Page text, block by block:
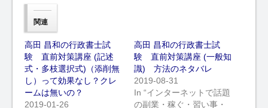
関連
高田 昌和の行政書士試
験 直前対策講座 (記述
式・多枝選択式)（添削無
し）って効果なし？クレ
ームは無いの？
2019-01-26
高田 昌和の行政書士試
験 直前対策講座 (一般知
識) 方法のネタバレ
2019-08-31
In “インターネットで話題
の副業・稼ぐ・習い事・